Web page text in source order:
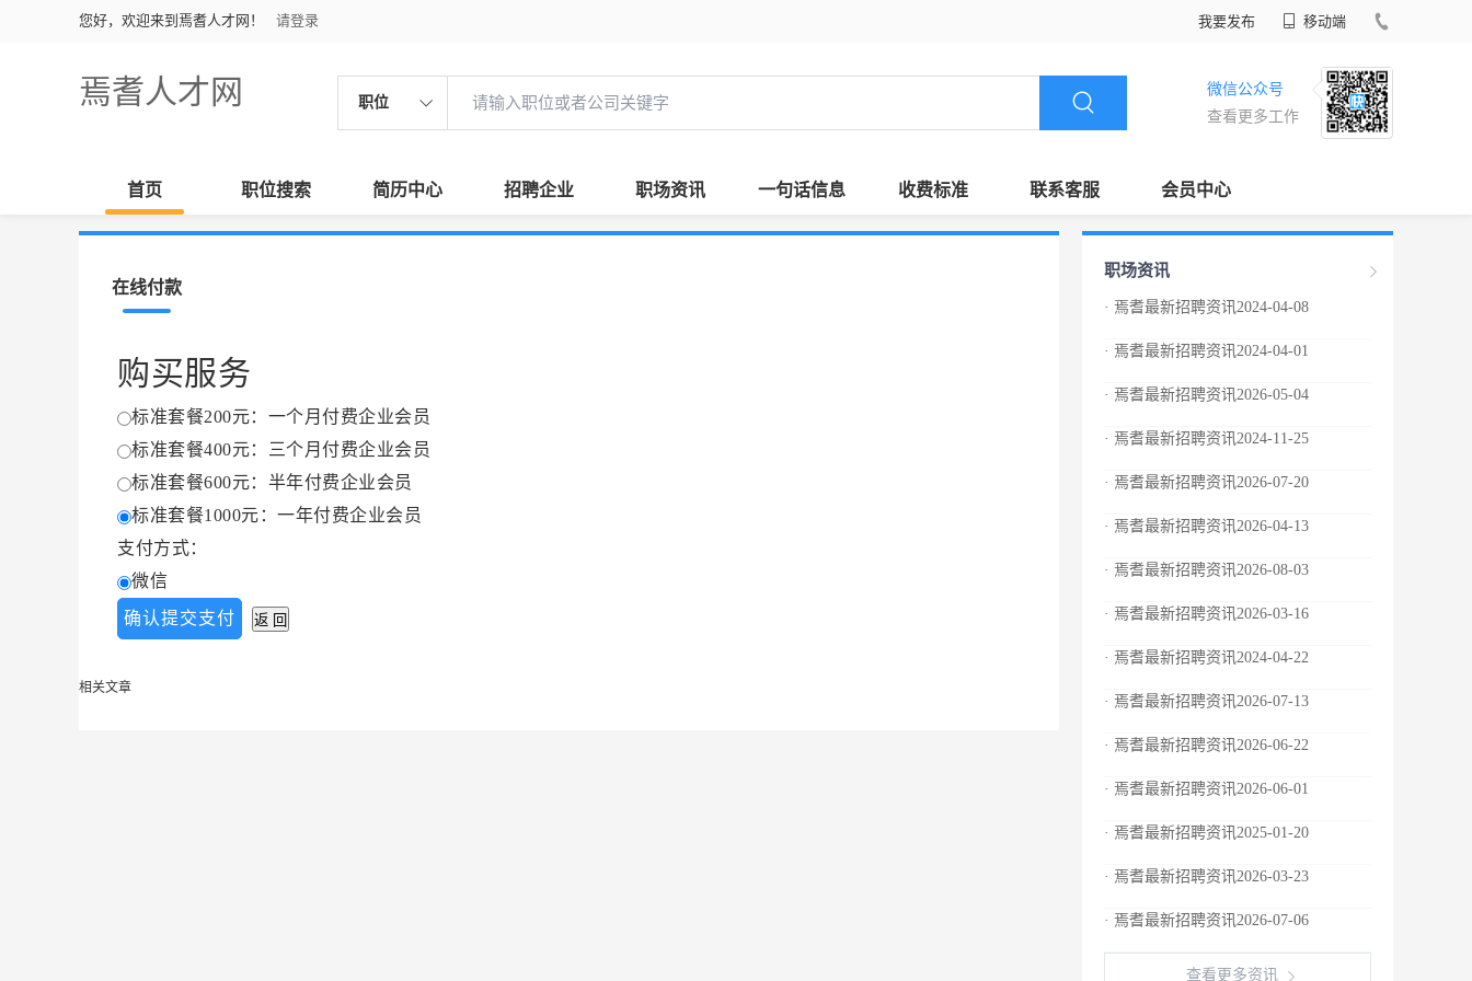
您好，欢迎来到焉耆人才网！ 请登录 我要发布 移动端
焉耆人才网 职位
微信公众号
查看更多工作
首页 职位搜索 简历中心 招聘企业 职场资讯 一句话信息 收费标准 联系客服 会员中心
在线付款
购买服务
标准套餐200元：一个月付费企业会员
标准套餐400元：三个月付费企业会员
标准套餐600元：半年付费企业会员
标准套餐1000元：一年付费企业会员
支付方式：
微信
相关文章
职场资讯
· 焉耆最新招聘资讯2024-04-08
· 焉耆最新招聘资讯2024-04-01
· 焉耆最新招聘资讯2026-05-04
· 焉耆最新招聘资讯2024-11-25
· 焉耆最新招聘资讯2026-07-20
· 焉耆最新招聘资讯2026-04-13
· 焉耆最新招聘资讯2026-08-03
· 焉耆最新招聘资讯2026-03-16
· 焉耆最新招聘资讯2024-04-22
· 焉耆最新招聘资讯2026-07-13
· 焉耆最新招聘资讯2026-06-22
· 焉耆最新招聘资讯2026-06-01
· 焉耆最新招聘资讯2025-01-20
· 焉耆最新招聘资讯2026-03-23
· 焉耆最新招聘资讯2026-07-06
查看更多资讯